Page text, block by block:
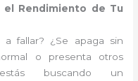
el Rendimiento de Tu
a fallar? ¿Se apaga sin
o presenta otros
buscando un